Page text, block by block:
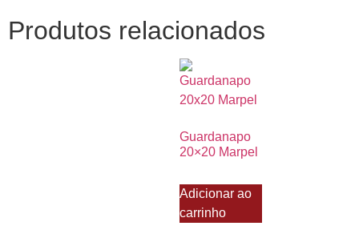
Produtos relacionados
Guardanapo
20×20 Marpel
Adicionar ao
carrinho